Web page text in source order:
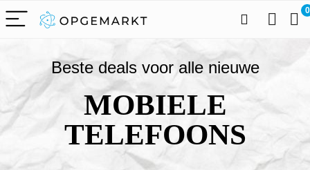
0
Beste deals voor alle nieuwe
MOBIELE
TELEFOONS